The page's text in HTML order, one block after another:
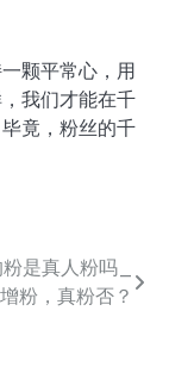
颗平常心，用
我们才能在千
竟，粉丝的千
是真人粉吗_
粉，真粉否？